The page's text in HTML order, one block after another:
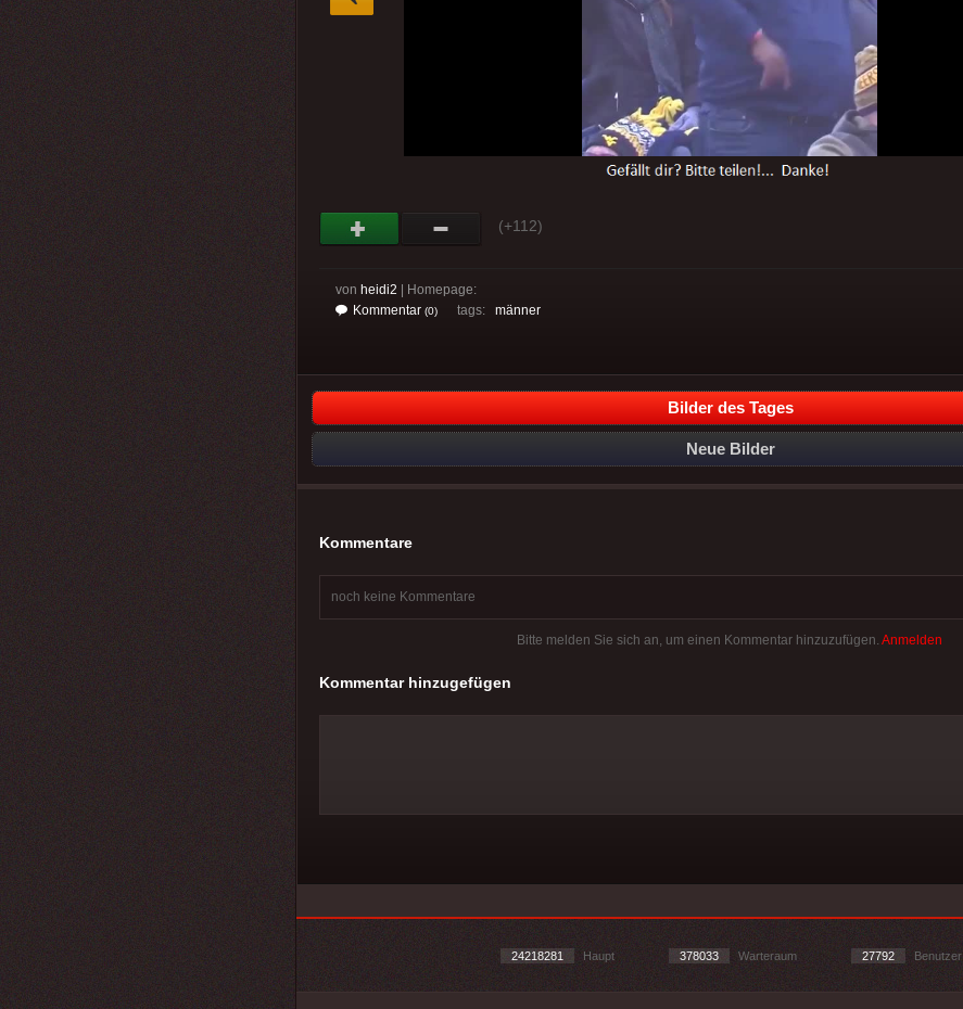
(+112)
von heidi2 | Homepage:
Kommentar (0) tags: männer
Bilder des Tages
Neue Bilder
Kommentare
noch keine Kommentare
Bitte melden Sie sich an, um einen Kommentar hinzuzufügen. Anmelden
Kommentar hinzugefügen
24218281 Haupt 378033 Warteraum 27792 Benutzer